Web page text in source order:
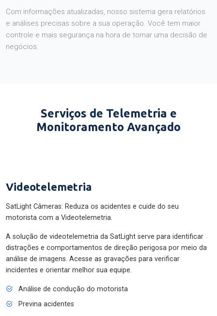
Com informações atualizadas, nosso sistema gera relatórios
e análises precisas sobre a sua operação. Você tem maior
controle e mais segurança na hora de tomar uma decisão de
negócios.
Serviços de Telemetria e
Monitoramento Avançado
Videotelemetria
SatLight Câmeras: Reduza os acidentes e cuide do seu
motorista com a Videotelemetria.
A solução de videotelemetria da SatLight serve para identificar
distrações e comportamentos de direção perigosa por meio da
análise de imagens. Acesse as gravações para verificar
incidentes e orientar melhor sua equipe.
Análise de condução do motorista
Previna acidentes